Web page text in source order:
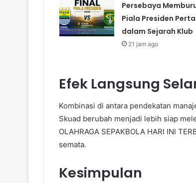
Persebaya
Piala Presiden
dalam Sejarah Klub
21 jam ago
Efek Langsung
Kombinasi di antara pendekatan
Skuad berubah menjadi lebih siap
OLAHRAGA SEPAKBOLA HARI INI
semata.
Kesimpulan